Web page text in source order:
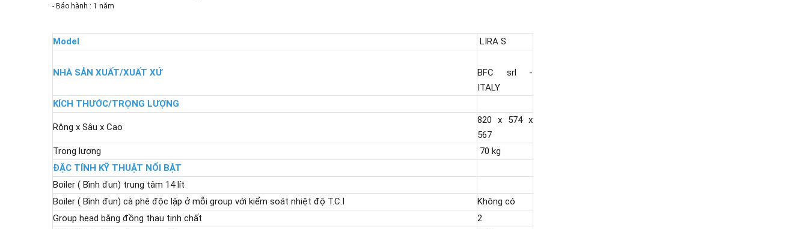
- Bảo hành : 1 năm
Model LIRA S
NHÀ SẢN XUẤT/XUẤT XỨ
BFC srl -
ITALY
KÍCH THƯỚC/TRỌNG LƯỢNG
Rộng x Sâu x Cao
820 x 574 x
567
Trọng lượng
70 kg
ĐẶC TÍNH KỸ THUẬT NỔI BẬT
Boiler ( Bình đun) trung tâm 14 lít
Boiler ( Bình đun) cà phê độc lập ở mỗi group với kiểm soát nhiệt độ T.C.I
Không có
Group head bằng đồng thau tinh chất
2